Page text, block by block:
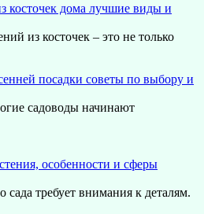
косточек дома лучшие виды и
из косточек – это не только
посадки советы по выбору и
садоводы начинают
особенности и сферы
сада требует внимания к деталям.